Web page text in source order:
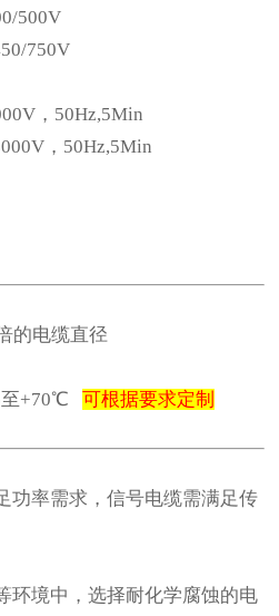
750V
，50Hz,5Min
，50Hz,5Min
：
电缆直径
+70℃可根据要求定制
需求，信号电缆需满足传
中，选择耐化学腐蚀的电